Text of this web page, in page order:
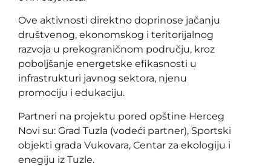
Ove aktivnosti direktno doprinose jačanju
društvenog, ekonomskog i teritorijalnog
razvoja u prekograničnom području, kroz
poboljšanje energetske efikasnosti u
infrastrukturi javnog sektora, njenu
promociju i edukaciju.
Partneri na projektu pored opštine Herceg
Novi su: Grad Tuzla (vodeći partner), Sportski
objekti grada Vukovara, Centar za ekologiju i
enegiju iz Tuzle.